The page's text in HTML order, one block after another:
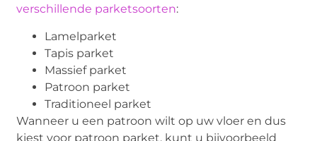
verschillende parketsoorten:
Lamelparket
Tapis parket
Massief parket
Patroon parket
Traditioneel parket
Wanneer u een patroon wilt op uw vloer en dus
kiest voor patroon parket, kunt u bijvoorbeeld